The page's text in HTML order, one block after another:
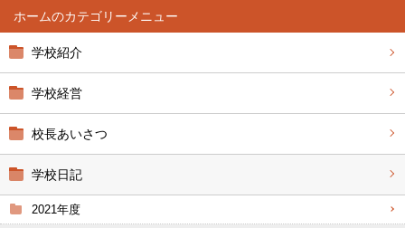
ホーム
学校紹介
学校経営
校長あいさつ
学校日記
2021年度